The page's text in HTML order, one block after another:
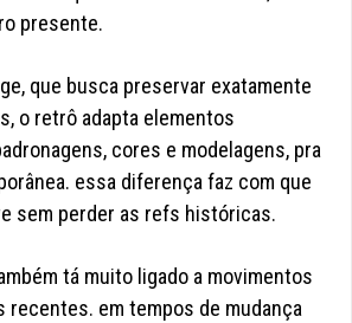
presente.
que busca preservar exatamente
o retrô adapta elementos
cores e modelagens, pra
essa diferença faz com que
sem perder as refs históricas.
tá muito ligado a movimentos
recentes. em tempos de mudança